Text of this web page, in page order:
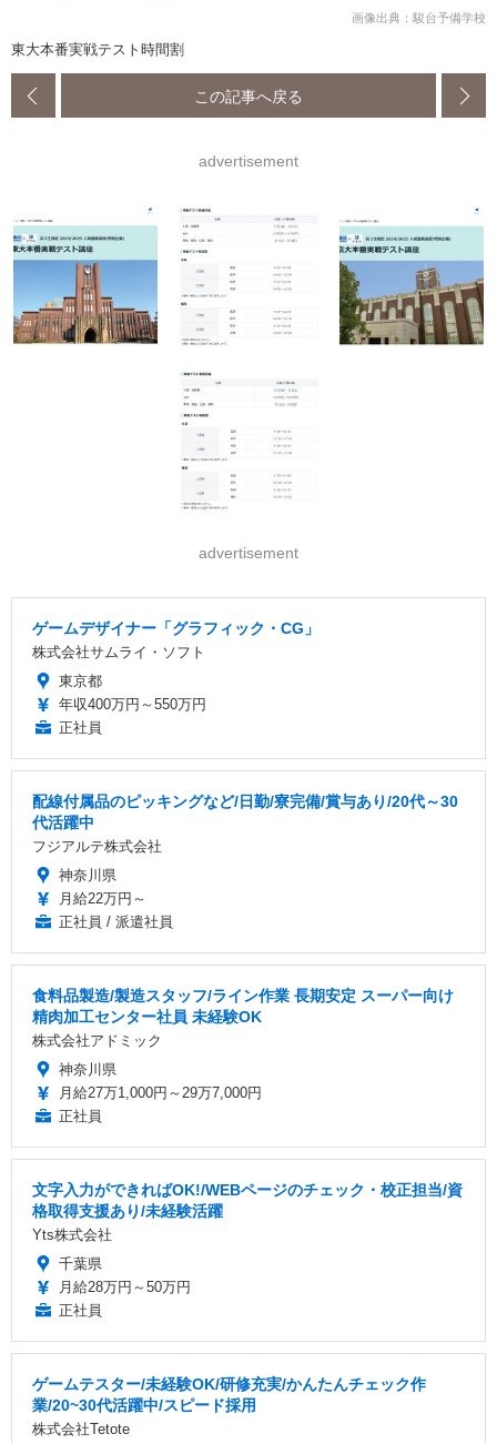
画像出典：駿台予備学校
東大本番実戦テスト時間割
この記事へ戻る
advertisement
advertisement
ゲームデザイナー「グラフィック・CG」
株式会社サムライ・ソフト
東京都
年収400万円～550万円
正社員
配線付属品のピッキングなど/日勤/寮完備/賞与あり/20代～30
代活躍中
フジアルテ株式会社
神奈川県
月給22万円～
正社員 / 派遣社員
食料品製造/製造スタッフ/ライン作業 長期安定 スーパー向け
精肉加工センター社員 未経験OK
株式会社アドミック
神奈川県
月給27万1,000円～29万7,000円
正社員
文字入力ができればOK!/WEBページのチェック・校正担当/資
格取得支援あり/未経験活躍
Yts株式会社
千葉県
月給28万円～50万円
正社員
ゲームテスター/未経験OK/研修充実/かんたんチェック作
業/20~30代活躍中/スピード採用
株式会社Tetote